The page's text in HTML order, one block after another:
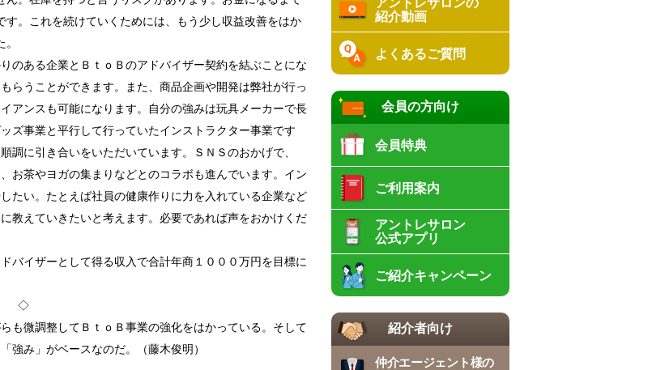
す。これを続けていくためには、もう少し収益改善をはか
のある企業とＢｔｏＢのアドバイザー契約を結ぶことにな
らうことができます。また、商品企画や開発は弊社が行っ
アンスも可能になります。自分の強みは玩具メーカーで長
ズ事業と平行して行っていたインストラクター事業です
調に引き合いをいただいています。ＳＮＳのおかげで、
お茶やヨガの集まりなどとのコラボも進んでいます。イン
たい。たとえば社員の健康作りに力を入れている企業など
教えていきたいと考えます。必要であれば声をおかけくだ
バイザーとして得る収入で合計年商１０００万円を目標に
◇
も微調整してＢｔｏＢ事業の強化をはかっている。そして
強み」がベースなのだ。（藤木俊明）
アントレサロンの
紹介動画
よくあるご質問
会員の方向け
会員特典
ご利用案内
アントレサロン
公式アプリ
ご紹介キャンペーン
紹介者向け
仲介エージェント様の